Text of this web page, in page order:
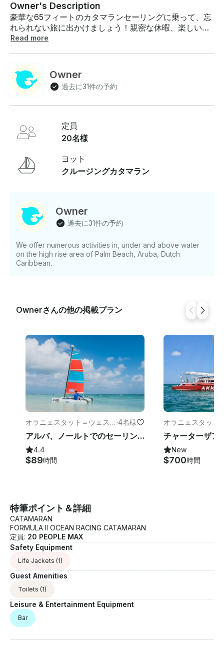
Owner's Description
豪華な65フィートのカタマランセーリングに乗って、忘
れられない旅に出かけましょう！親密な休暇、楽しいグ
ループアドベンチャー、プライベートなシュノーケリン
に最適な方法です 。チャーターの詳細と料金息をのむよ
うな海の眺め 、一流のサービス、アルバの最も象徴的な
シュノーケリングサイトへのアクセスなど、最大20名様
約：2時間）追加1時間あたり700ドル当社のカタマラン
は、毎日の標準便を迅速に予約できます - ！プライベー
トチャーターの空き状況を事前にご確認ください 。船上
で期待できることこの65フィートのカタマランは 、快適
さ、リラクゼーション、冒険を念頭に設計されていま
す。旅行中にお楽しみいただけること：✔ アンティラ難
ィラ第二次世界大戦の難破船を訪ねてみましょう。カリ
ブ海最大の難破船で、水深60フィートのこの400フィー
トの貨物船は、水深60フィートで、最上部が水面のすぐ
— 安全で楽しい体験ができるよう、シュノーケル用具、
ライフジャケット、専門家による指導を提供していま
は 、優れたサービスと忘れられない海での体験が評価さ
れ、ベスト・オブ・ゲットマイボート2015賞を受賞した
ことを誇りに思っています 。 質問がありますか？喜ん
でお手伝いします！直接お問い合わせいただくか、 お支
払い前にカスタムオファーのお問い合わせを送信して
GetMyBoatから予約することができます。 プライベー
トカタマランチャーターを今すぐ予約して、私たちと一
緒にアルバの最高の海を体験してください！
Read more
Owner
過去に31件の予約
定員
20名様
ヨット
クルージングカタマラン
Owner
過去に31件の予約
We offer numerous activities in, under and above water
on the high rise area of Palm Beach, Aruba, Dutch
Caribbean.
Ownerさんの他の掲載プラン
オラニェスタット＝ウェスト
のヨット
·4名様
アルバ、ノールトでのセーリング・ホビー・キャット・レンタル
4.4
$89時間
オラニェスタット
トのヨット
New
$700時間
特筆ポイント＆詳細
CATAMARAN
FORMULA II OCEAN RACING CATAMARAN
定員: 20 PEOPLE MAX
Safety Equipment
Life Jackets (1)
Guest Amenities
Toilets (1)
Leisure & Entertainment Equipment
Bar